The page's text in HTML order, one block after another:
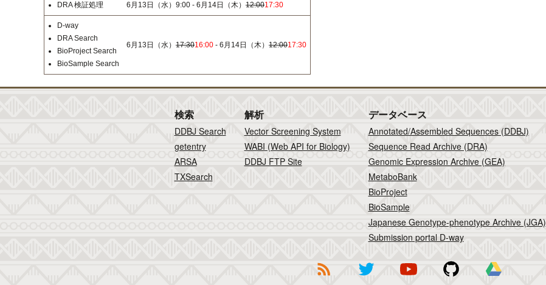
DRA 検証処理 6月13日（水）9:00 - 6月14日（木） 12:0017:30
D-way
DRA Search
BioProject Search
BioSample Search
6月13日（水） 17:3016:00 - 6月14日（木） 12:0017:30
検索
DDBJ Search
getentry
ARSA
TXSearch
解析
Vector Screening System
WABI (Web API for Biology)
DDBJ FTP Site
データベース
Annotated/Assembled Sequences (DDBJ)
Sequence Read Archive (DRA)
Genomic Expression Archive (GEA)
MetaboBank
BioProject
BioSample
Japanese Genotype-phenotype Archive (JGA)
Submission portal D-way